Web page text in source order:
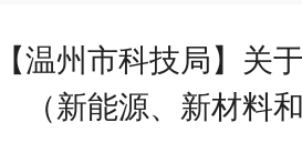
【温州市科技局】关
（新能源、新材料